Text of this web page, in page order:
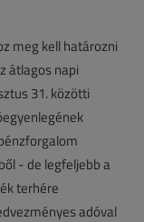
meg kell határozni
átlagos napi
31. közötti
- de legfeljebb a
terhére
adóval